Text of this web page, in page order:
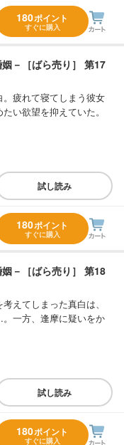
180ポイント
すぐに購入
－［ばら売り］ 第17
疲れて寝てしまう彼女
い欲望を抑えていた。
試し読み
180ポイント
すぐに購入
－［ばら売り］ 第18
えてしまった真白は、
一方、逢摩に疑いをか
試し読み
180ポイント
すぐに購入